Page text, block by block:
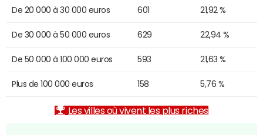
De 20 000 à 30 000 euros 601 21,92 %
De 30 000 à 50 000 euros 629 22,94 %
De 50 000 à 100 000 euros 593 21,63 %
Plus de 100 000 euros 158 5,76 %
Les villes où vivent les plus riches